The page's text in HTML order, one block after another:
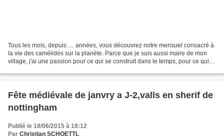
Tous les mois, depuis … années, vous découvrez notre mensuel consacré à
la vie des camélidés sur la planète. Parce que je suis aussi maire de mon
village, j'ai une passion pour ce qui se construit dans le temps, pour ce qui
Fête médiévale de janvry a J-2,valls en sherif de
nottingham
Publié le 18/06/2015 à 18:12
Par Christian SCHOETTL